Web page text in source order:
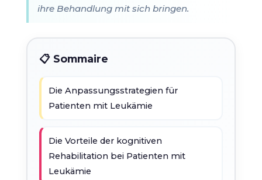
ihre Behandlung mit sich bringen.
📋 Sommaire
Die Anpassungsstrategien für
Patienten mit Leukämie
Die Vorteile der kognitiven
Rehabilitation bei Patienten mit
Leukämie